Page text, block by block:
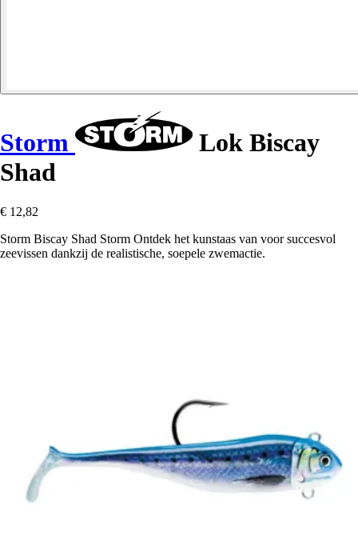
Storm
Lok Biscay
Shad
€ 12,82
Storm Biscay Shad Storm Ontdek het kunstaas van voor succesvol
zeevissen dankzij de realistische, soepele zwemactie.